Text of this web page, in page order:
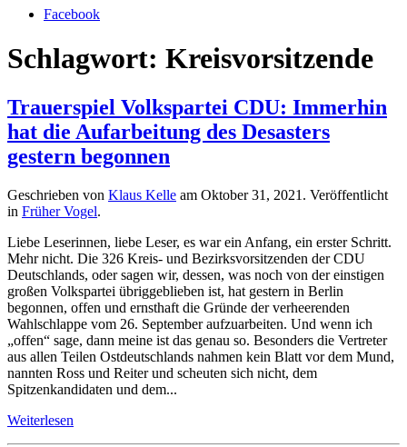
Facebook
Schlagwort: Kreisvorsitzende
Trauerspiel Volkspartei CDU: Immerhin
hat die Aufarbeitung des Desasters
gestern begonnen
Geschrieben von Klaus Kelle am Oktober 31, 2021 . Veröffentlicht
in Früher Vogel.
Liebe Leserinnen, liebe Leser, es war ein Anfang, ein erster Schritt.
Mehr nicht. Die 326 Kreis- und Bezirksvorsitzenden der CDU
Deutschlands, oder sagen wir, dessen, was noch von der einstigen
großen Volkspartei übriggeblieben ist, hat gestern in Berlin
begonnen, offen und ernsthaft die Gründe der verheerenden
Wahlschlappe vom 26. September aufzuarbeiten. Und wenn ich
„offen“ sage, dann meine ist das genau so. Besonders die Vertreter
aus allen Teilen Ostdeutschlands nahmen kein Blatt vor dem Mund,
nannten Ross und Reiter und scheuten sich nicht, dem
Spitzenkandidaten und dem...
Weiterlesen